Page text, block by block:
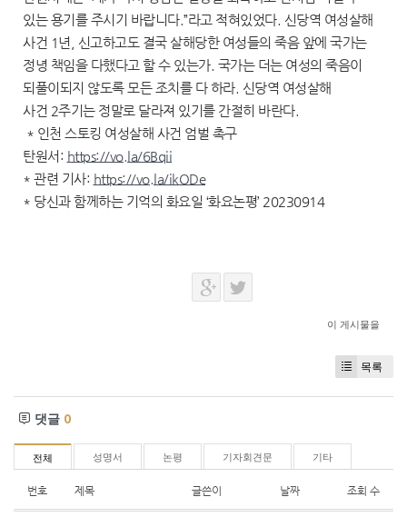
있는 용기를 주시기 바랍니다.”라고 적혀있었다. 신당역 여성살해
사건 1년, 신고하고도 결국 살해당한 여성들의 죽음 앞에 국가는
정녕 책임을 다했다고 할 수 있는가. 국가는 더는 여성의 죽음이
되풀이되지 않도록 모든 조치를 다 하라. 신당역 여성살해
사건 2주기는 정말로 달라져 있기를 간절히 바란다.
* 인천 스토킹 여성살해 사건 엄벌 촉구
탄원서: https://vo.la/6Bqii
* 관련 기사: https://vo.la/ikODe
* 당신과 함께하는 기억의 화요일 ‘화요논평’ 20230914
이 게시물을
목록
댓글 0
전체 성명서 논평 기자회견문 기타
번호 제목 글쓴이 날짜 조회 수